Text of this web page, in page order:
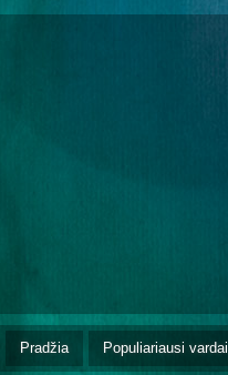
Pradžia Populiariausi vardai